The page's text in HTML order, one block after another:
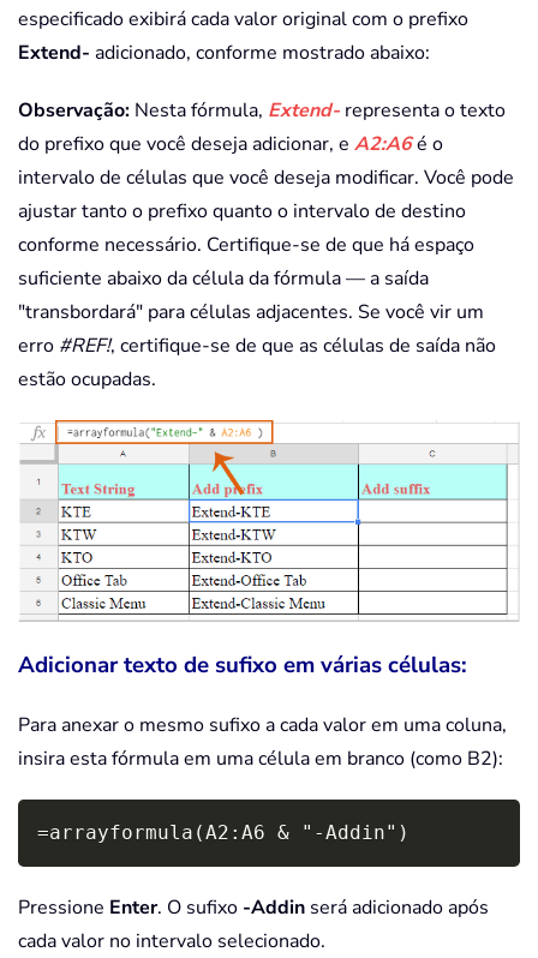
especificado exibirá cada valor original com o prefixo
Extend- adicionado, conforme mostrado abaixo:
Observação: Nesta fórmula, Extend- representa o texto
do prefixo que você deseja adicionar, e A2:A6é o
intervalo de células que você deseja modificar. Você pode
ajustar tanto o prefixo quanto o intervalo de destino
conforme necessário. Certifique-se de que há espaço
suficiente abaixo da célula da fórmula — a saída
"transbordará" para células adjacentes. Se você vir um
erro #REF!, certifique-se de que as células de saída não
estão ocupadas.
Adicionar texto de sufixo em várias células:
Para anexar o mesmo sufixo a cada valor em uma coluna,
insira esta fórmula em uma célula em branco (como B2):
=arrayformula(A2:A6 & "-Addin")
Pressione Enter. O sufixo -Addin será adicionado após
cada valor no intervalo selecionado.